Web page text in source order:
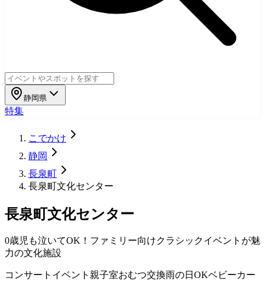
静岡県
特集
こでかけ
静岡
長泉町
長泉町文化センター
長泉町文化センター
0歳児も泣いてOK！ファミリー向けクラシックイベントが魅
力の文化施設
コンサート イベント 親子室おむつ交換雨の日OKベビーカー